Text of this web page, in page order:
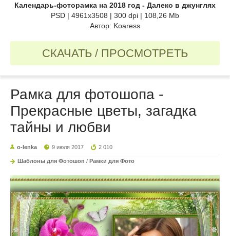
Календарь-фоторамка на 2018 год - Далеко в джунглях
PSD | 4961x3508 | 300 dpi | 108,26 Mb
Автор: Koaress
СКАЧАТЬ / ПРОСМОТРЕТЬ
Рамка для фотошопа -
Прекрасные цветы, загадка
тайны и любви
o-lenka 9 июля 2017 2 010
Шаблоны для Фотошоп / Рамки для Фото